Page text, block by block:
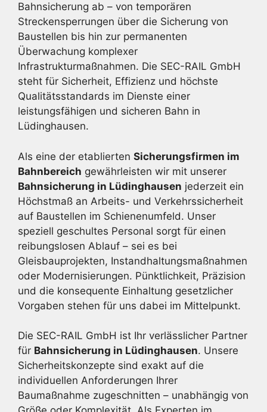
Bahnsicherung ab – von temporären
Streckensperrungen über die Sicherung von
Baustellen bis hin zur permanenten
Überwachung komplexer
Infrastrukturmaßnahmen. Die SEC-RAIL GmbH
steht für Sicherheit, Effizienz und höchste
Qualitätsstandards im Dienste einer
leistungsfähigen und sicheren Bahn in
Lüdinghausen.
Als eine der etablierten Sicherungsfirmen im
Bahnbereich gewährleisten wir mit unserer
Bahnsicherung in Lüdinghausen jederzeit ein
Höchstmaß an Arbeits- und Verkehrssicherheit
auf Baustellen im Schienenumfeld. Unser
speziell geschultes Personal sorgt für einen
reibungslosen Ablauf – sei es bei
Gleisbauprojekten, Instandhaltungsmaßnahmen
oder Modernisierungen. Pünktlichkeit, Präzision
und die konsequente Einhaltung gesetzlicher
Vorgaben stehen für uns dabei im Mittelpunkt.
Die SEC-RAIL GmbH ist Ihr verlässlicher Partner
für Bahnsicherung in Lüdinghausen. Unsere
Sicherheitskonzepte sind exakt auf die
individuellen Anforderungen Ihrer
Baumaßnahme zugeschnitten – unabhängig von